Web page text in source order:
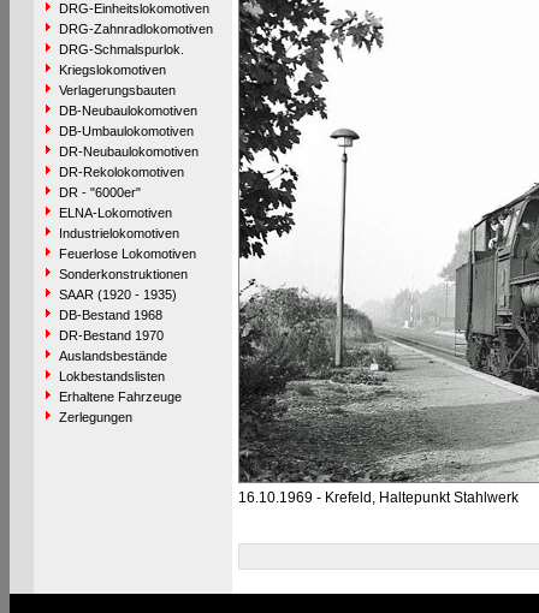
DRG-Einheitslokomotiven
DRG-Zahnradlokomotiven
DRG-Schmalspurlok.
Kriegslokomotiven
Verlagerungsbauten
DB-Neubaulokomotiven
DB-Umbaulokomotiven
DR-Neubaulokomotiven
DR-Rekolokomotiven
DR - "6000er"
ELNA-Lokomotiven
Industrielokomotiven
Feuerlose Lokomotiven
Sonderkonstruktionen
SAAR (1920 - 1935)
DB-Bestand 1968
DR-Bestand 1970
Auslandsbestände
Lokbestandslisten
Erhaltene Fahrzeuge
Zerlegungen
16.10.1969 - Krefeld, Haltepunkt Stahlwerk